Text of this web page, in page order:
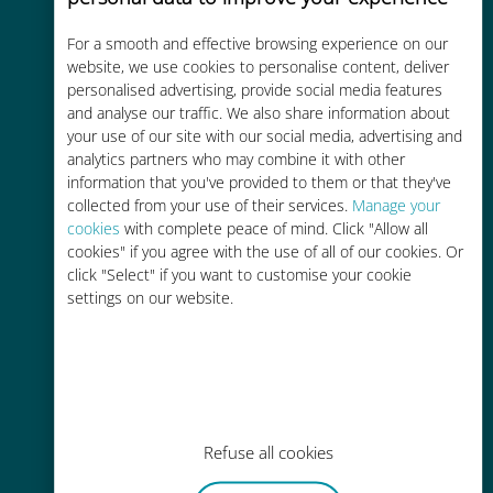
For a smooth and effective browsing experience on our
website, we use cookies to personalise content, deliver
personalised advertising, provide social media features
and analyse our traffic. We also share information about
your use of our site with our social media, advertising and
analytics partners who may combine it with other
information that you've provided to them or that they've
collected from your use of their services. Manage your
cookies with complete peace of mind. Click "Allow all
cookies" if you agree with the use of all of our cookies. Or
click "Select" if you want to customise your cookie
settings on our website.
Refuse all cookies
Kostengünstig
Bis zu 90 % günstiger als Roaming-
Gebühren bei Ihrem bisherigen
Anbieter
Einfaches Aufladen